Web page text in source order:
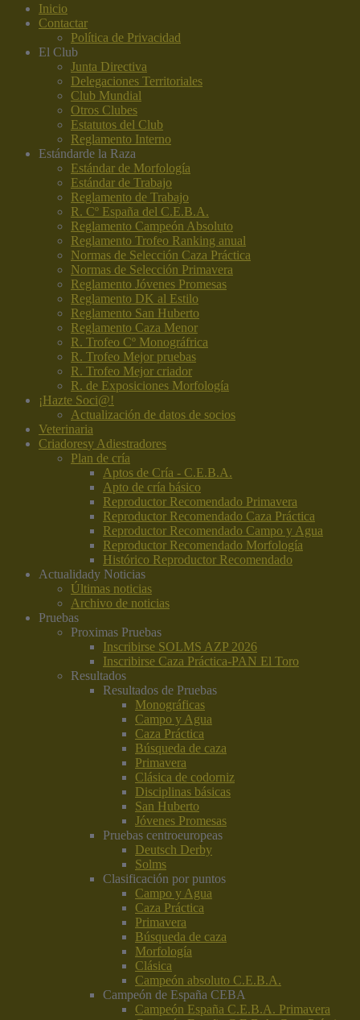
Inicio
Contactar
Política de Privacidad
El Club
Junta Directiva
Delegaciones Territoriales
Club Mundial
Otros Clubes
Estatutos del Club
Reglamento Interno
Estándarde la Raza
Estándar de Morfología
Estándar de Trabajo
Reglamento de Trabajo
R. Cº España del C.E.B.A.
Reglamento Campeón Absoluto
Reglamento Trofeo Ranking anual
Normas de Selección Caza Práctica
Normas de Selección Primavera
Reglamento Jóvenes Promesas
Reglamento DK al Estilo
Reglamento San Huberto
Reglamento Caza Menor
R. Trofeo Cº Monográfrica
R. Trofeo Mejor pruebas
R. Trofeo Mejor criador
R. de Exposiciones Morfología
¡Hazte Soci@!
Actualización de datos de socios
Veterinaria
Criadoresy Adiestradores
Plan de cría
Aptos de Cría - C.E.B.A.
Apto de cría básico
Reproductor Recomendado Primavera
Reproductor Recomendado Caza Práctica
Reproductor Recomendado Campo y Agua
Reproductor Recomendado Morfología
Histórico Reproductor Recomendado
Actualidady Noticias
Últimas noticias
Archivo de noticias
Pruebas
Proximas Pruebas
Inscribirse SOLMS AZP 2026
Inscribirse Caza Práctica-PAN El Toro
Resultados
Resultados de Pruebas
Monográficas
Campo y Agua
Caza Práctica
Búsqueda de caza
Primavera
Clásica de codorniz
Disciplinas básicas
San Huberto
Jóvenes Promesas
Pruebas centroeuropeas
Deutsch Derby
Solms
Clasificación por puntos
Campo y Agua
Caza Práctica
Primavera
Búsqueda de caza
Morfología
Clásica
Campeón absoluto C.E.B.A.
Campeón de España CEBA
Campeón España C.E.B.A. Primavera